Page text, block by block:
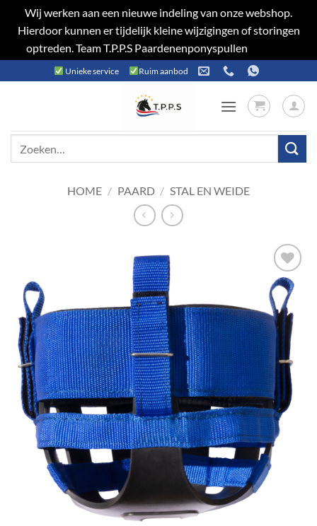
Wij werken aan een nieuwe indeling van onze webshop.
Hierdoor kunnen er tijdelijk kleine wijzigingen of storingen
optreden. Team T.P.P.S Paardenenponyspullen
naar
Unieke service Ruim aanbod
HOME / PAARD / STAL EN WEIDE
Toevoegen
aan
verlanglijst